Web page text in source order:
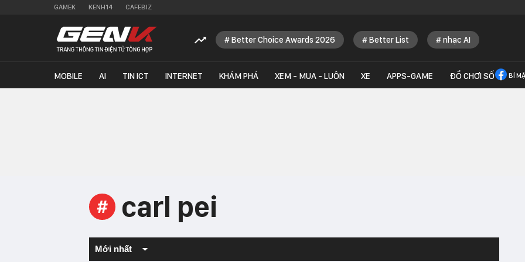
GAMEK KENH14 CAFEBIZ
Better Choice Awards 2026 Better List nhạc AI
MOBILE AI TIN ICT INTERNET KHÁM PHÁ XEM - MUA - LUÔN XE APPS-GAME ĐỒ CHƠI SỐ BÍ
# carl pei
Mới nhất